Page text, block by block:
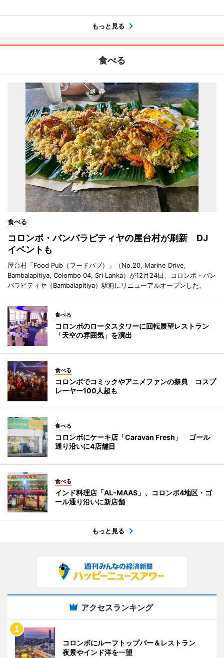
もっと見る
食べる
食べる
コロンボ・バンバラピティヤの屋台村が刷新 DJ
イベントも
屋台村「Food Pub（フードパブ）」（No.20, Marine Drive,
Bambalapitiya, Colombo 04, Sri Lanka）が12月24日、コロンボ・バン
バラピティヤ（Bambalapitiya）駅前にリニューアルオープンした。
食べる
コロンボのロータスタワーに回転展望レストラン
「天空の雰囲気」を演出
食べる
コロンボでコミックやアニメファンの祭典 コスプ
レーヤー100人超も
食べる
コロンボにケーキ店「Caravan Fresh」 ゴール
通り沿いに4店舗目
食べる
インド料理店「AL-MAAS」、コロンボ4地区・ゴ
ール通り沿いに新店舗
もっと見る
アクセスランキング
コロンボにルーフトップバー＆レストラン
夜景やインド洋を一望